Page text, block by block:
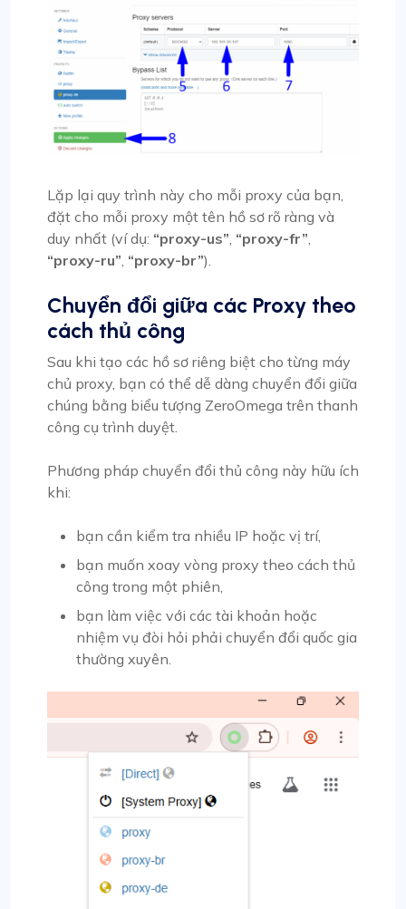
Lặp lại quy trình này cho mỗi proxy của bạn,
đặt cho mỗi proxy một tên hồ sơ rõ ràng và
duy nhất (ví dụ: “proxy-us”, “proxy-fr”,
“proxy-ru”, “proxy-br”).
Chuyển đổi giữa các Proxy theo
cách thủ công
Sau khi tạo các hồ sơ riêng biệt cho từng máy
chủ proxy, bạn có thể dễ dàng chuyển đổi giữa
chúng bằng biểu tượng ZeroOmega trên thanh
công cụ trình duyệt.
Phương pháp chuyển đổi thủ công này hữu ích
khi:
bạn cần kiểm tra nhiều IP hoặc vị trí,
bạn muốn xoay vòng proxy theo cách thủ
công trong một phiên,
bạn làm việc với các tài khoản hoặc
nhiệm vụ đòi hỏi phải chuyển đổi quốc gia
thường xuyên.